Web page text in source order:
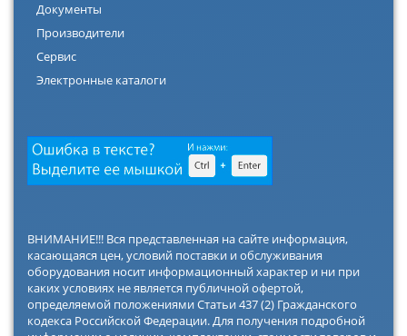
Документы
Производители
Сервис
Электронные каталоги
ВНИМАНИЕ!!! Вся представленная на сайте информация,
касающаяся цен, условий поставки и обслуживания
оборудования носит информационный характер и ни при
каких условиях не является публичной офертой,
определяемой положениями Статьи 437 (2) Гражданского
кодекса Российской Федерации. Для получения подробной